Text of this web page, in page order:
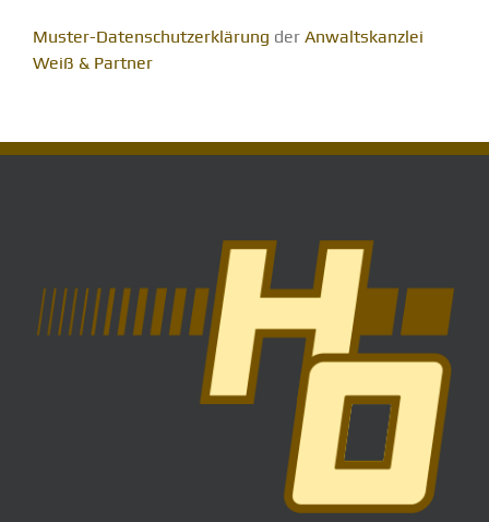
Muster-Datenschutzerklärung der Anwaltskanzlei
Weiß & Partner